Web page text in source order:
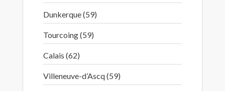
Dunkerque (59)
Tourcoing (59)
Calais (62)
Villeneuve-d’Ascq (59)